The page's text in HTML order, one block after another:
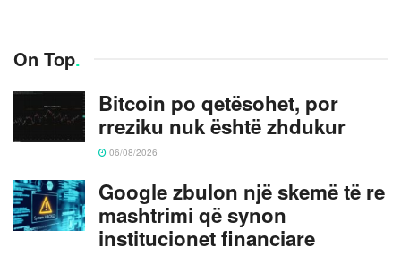
On Top.
Bitcoin po qetësohet, por
rreziku nuk është zhdukur
06/08/2026
Google zbulon një skemë të re
mashtrimi që synon
institucionet financiare